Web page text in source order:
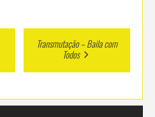
Transmutação – Baila com
Todos